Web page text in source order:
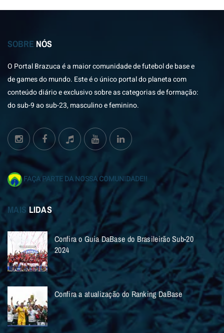
SOBRE NÓS
O Portal Brazuca é a maior comunidade de futebol de base e
de games do mundo. Este é o único portal do planeta com
conteúdo diário e exclusivo sobre as categorias de formação:
do sub-9 ao sub-23, masculino e feminino.
FAÇA PARTE DA NOSSA COMUNIDADE!!
MAIS LIDAS
Confira o Guia DaBase do Brasileirão Sub-20
2024
Confira a atualização do Ranking DaBase